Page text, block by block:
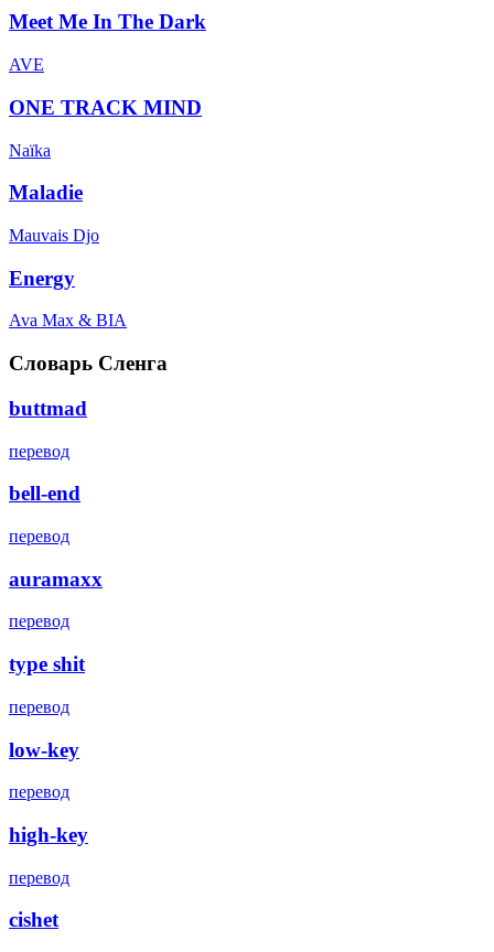
Meet Me In The Dark
AVE
ONE TRACK MIND
Naïka
Maladie
Mauvais Djo
Energy
Ava Max & BIA
Словарь Сленга
buttmad
перевод
bell-end
перевод
auramaxx
перевод
type shit
перевод
low-key
перевод
high-key
перевод
cishet